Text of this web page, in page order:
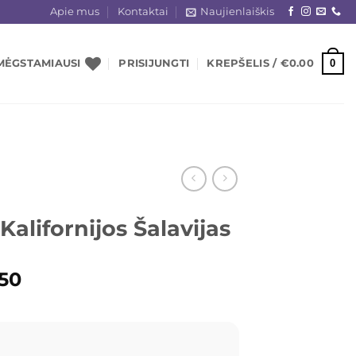
Apie mus Kontaktai Naujienlaiškis
PRISIJUNGTI KREPŠELIS / €0.00 0
Šalavijas
Current